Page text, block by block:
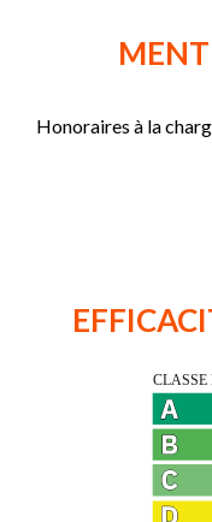
Honoraires à la